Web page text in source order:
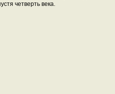
четверть века.